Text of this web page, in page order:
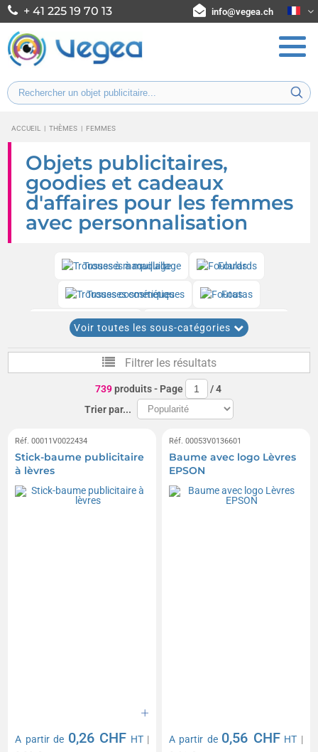
+ 41 225 19 70 13 info@vegea.ch
ACCUEIL | THÈMES | FEMMES
Objets publicitaires,
goodies et cadeaux
d'affaires pour les femmes
avec personnalisation
Trousses à maquillage Foulards
Trousses cosmétiques Foutas
Bracelets en tissu Baumes et sticks à lèvres
Miroirs de poche Coeurs Paréos
Sacs à main Vanity cases Chemises femmes
Bracelets brésiliens Porte-clés cœur
T-shirts femme Bonbons en forme de cœur
Pinces à épiler Maquillage
Voir toutes les sous-catégories
Filtrer les résultats
739produits- Page /4
Trier par...
Réf. 00011V0022434
Stick-baume publicitaire
à lèvres
A partir de 0,26 CHF HT|
Réf. 00053V0136601
Baume avec logo Lèvres
EPSON
A partir de 0,56 CHF HT |